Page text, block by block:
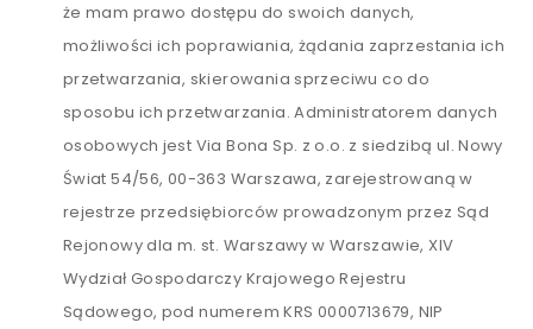
że mam prawo dostępu do swoich danych,
możliwości ich poprawiania, żądania zaprzestania ich
przetwarzania, skierowania sprzeciwu co do
sposobu ich przetwarzania. Administratorem danych
osobowych jest Via Bona Sp. z o.o. z siedzibą ul. Nowy
Świat 54/56, 00-363 Warszawa, zarejestrowaną w
rejestrze przedsiębiorców prowadzonym przez Sąd
Rejonowy dla m. st. Warszawy w Warszawie, XIV
Wydział Gospodarczy Krajowego Rejestru
Sądowego, pod numerem KRS 0000713679, NIP